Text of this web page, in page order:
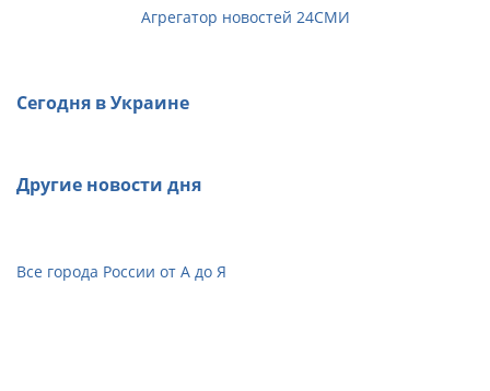
Светские новости